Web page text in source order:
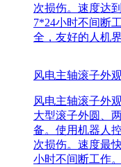
次损伤。速度达
7*24小时不间断
全，友好的人机
风电主轴滚子外
风电主轴滚子外
大型滚子外圆、
备。使用机器人
次损伤。速度最
小时不间断工作